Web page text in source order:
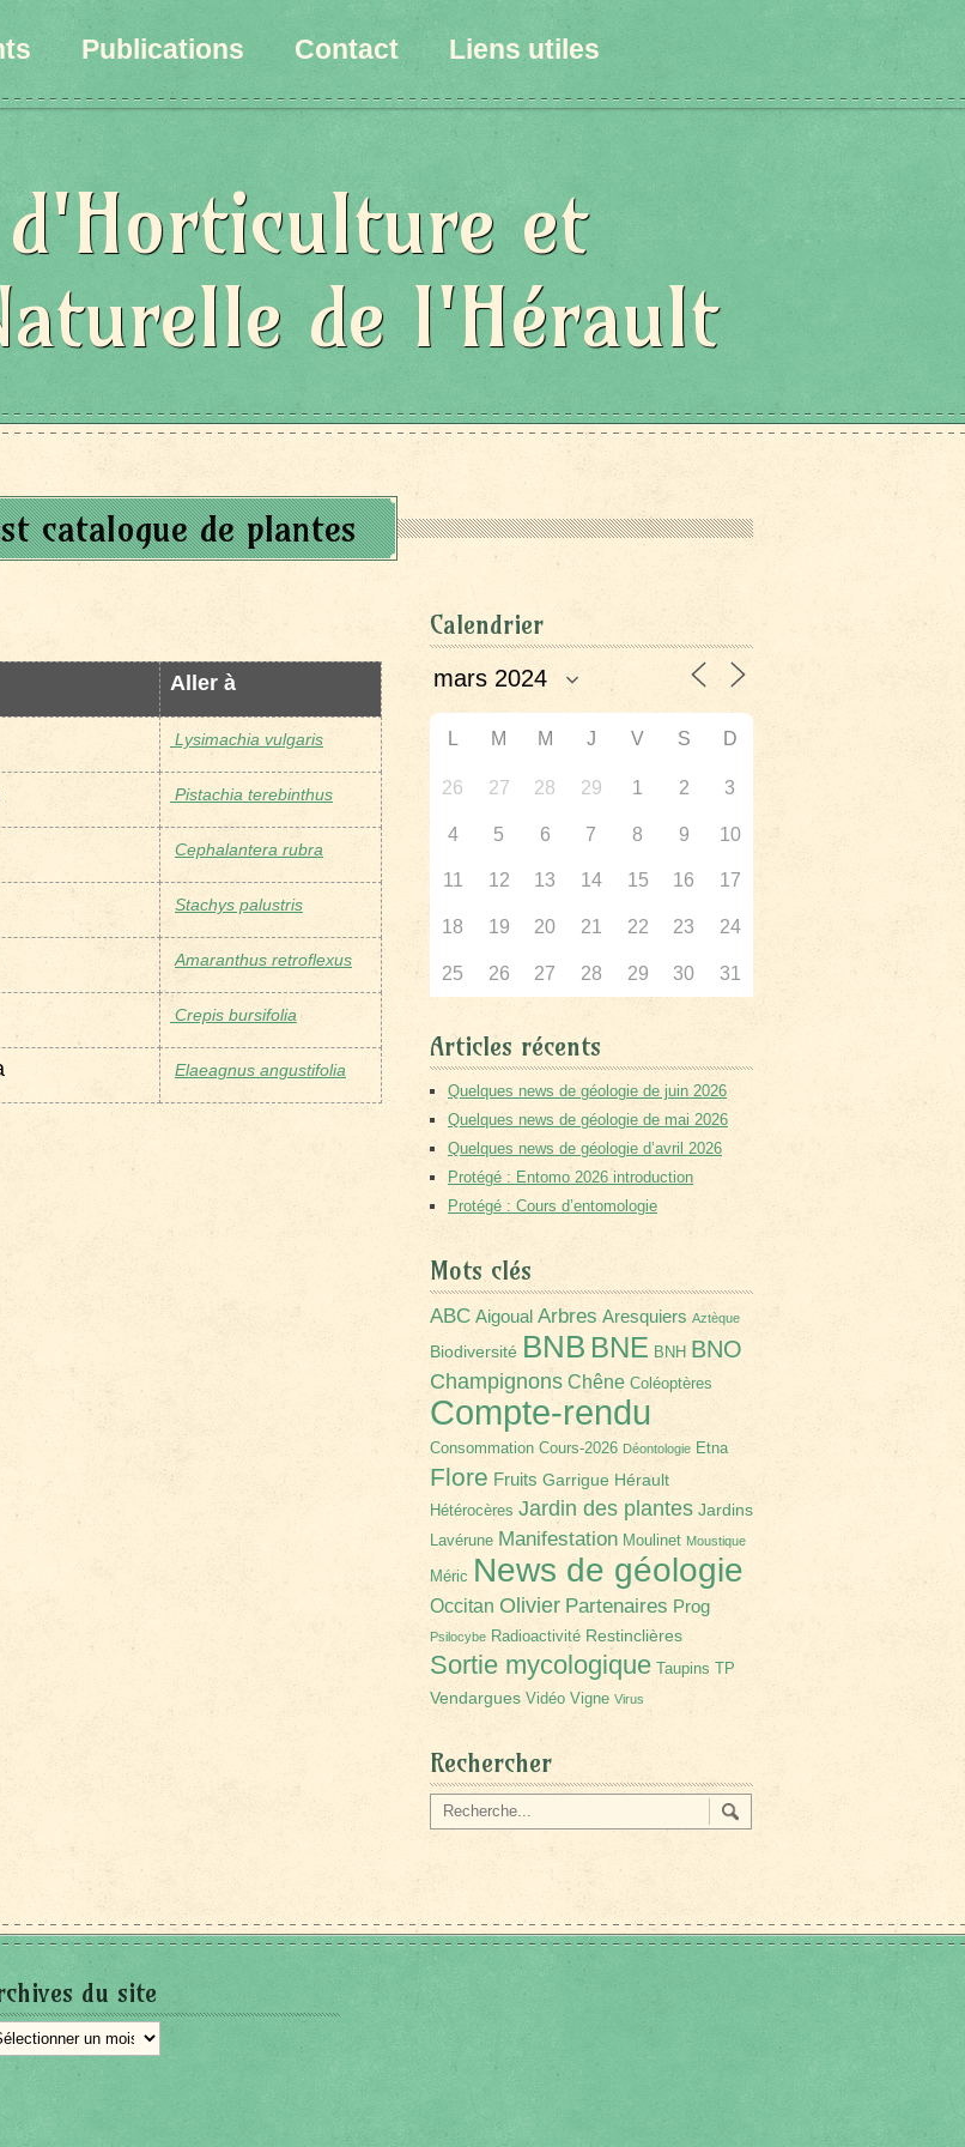
Publications Contact Liens utiles
et
de l'Hérault
catalogue de plantes
Aller à
Lysimachia vulgaris
Pistachia terebinthus
Cephalantera rubra
Stachys palustris
Amaranthus retroflexus
Crepis bursifolia
Elaeagnus angustifolia
Calendrier
L M M J V S D
26 27 28 29 1 2 3
4 5 6 7 8 9 10
11 12 13 14 15 16 17
18 19 20 21 22 23 24
25 26 27 28 29 30 31
Articles récents
Quelques news de géologie de juin 2026
Quelques news de géologie de mai 2026
Quelques news de géologie d’avril 2026
Protégé : Entomo 2026 introduction
Protégé : Cours d’entomologie
Mots clés
ABC Aigoual Arbres Aresquiers Aztèque
Biodiversité BNB BNE BNH BNO
Champignons Chêne Coléoptères
Compte-rendu
Consommation Cours-2026 Déontologie Etna
Flore Fruits Garrigue Hérault
Hétérocères Jardin des plantes Jardins
Lavérune Manifestation Moulinet Moustique
Méric News de géologie
Occitan Olivier Partenaires Prog
Psilocybe Radioactivité Restinclières
Sortie mycologique Taupins TP
Vendargues Vidéo Vigne Virus
Rechercher
du site